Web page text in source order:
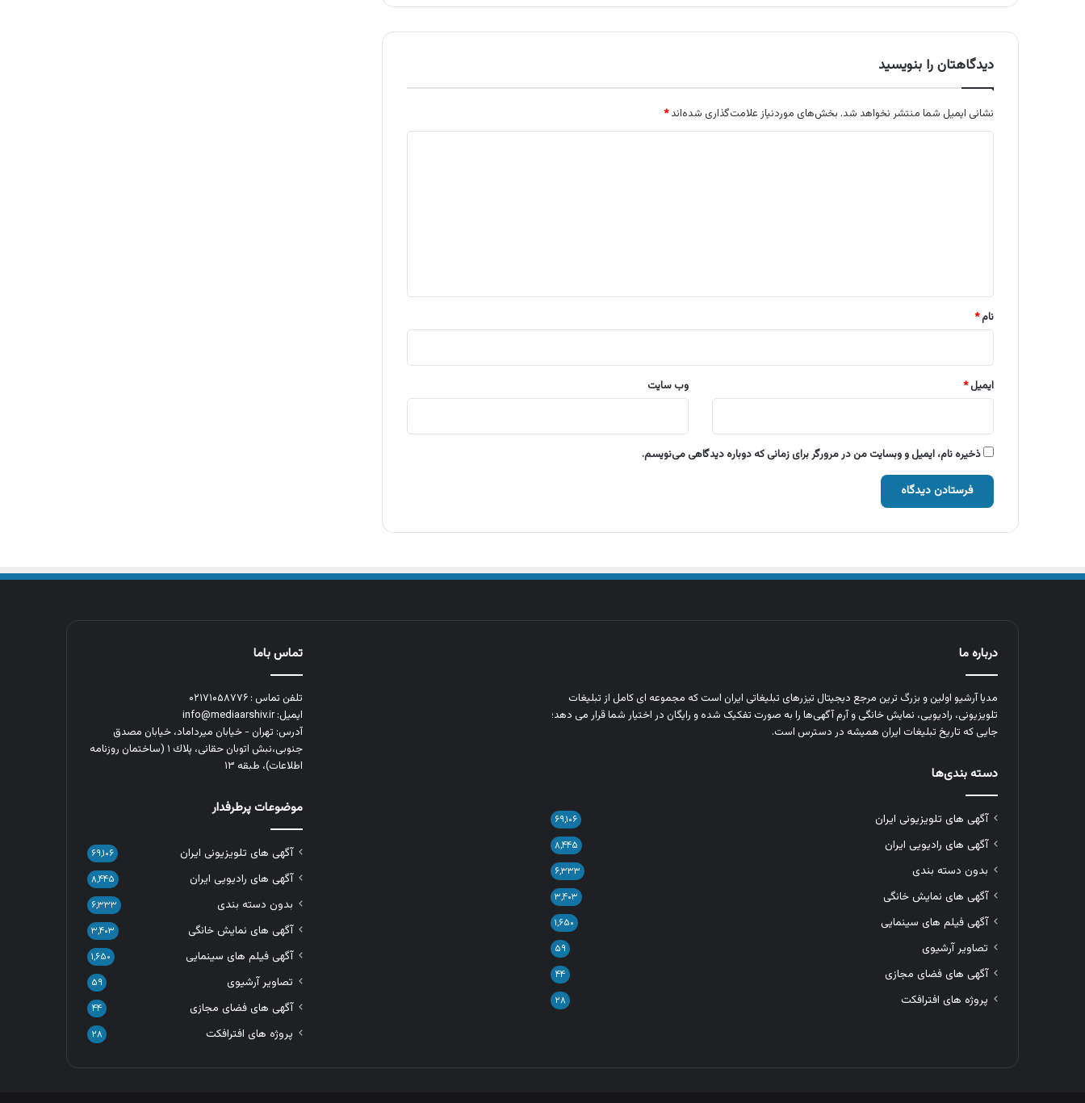
دیدگاهتان را بنویسید
نشانی ایمیل شما منتشر نخواهد شد. بخش‌های موردنیاز علامت‌گذاری شده‌اند*
نام*
ایمیل* وب‌ سایت
ذخیره نام، ایمیل و وبسایت من در مرورگر برای زمانی که دوباره دیدگاهی می‌نویسم.
درباره ما
مدیا آرشیو اولین و بزرگ‌ ترین مرجع دیجیتال تیزرهای تبلیغاتی ایران است که مجموعه‌ ای کامل از تبلیغات
تلویزیونی، رادیویی، نمایش خانگی و آرم‌ آگهی‌ها را به‌ صورت تفکیک‌ شده و رایگان در اختیار شما قرار می‌ دهد؛
جایی که تاریخ تبلیغات ایران همیشه در دسترس است.
دسته بندی‌ها
آگهی های تلویزیونی ایران ۶۹,۱۰۶
آگهی های رادیویی ایران ۸,۴۴۵
بدون دسته بندی ۶,۳۳۳
آگهی های نمایش خانگی ۳,۴۰۳
آگهی فیلم های سینمایی ۱,۶۵۰
تصاویر آرشیوی ۵۹
آگهی های فضای مجازی ۴۴
پروژه های افترافکت ۲۸
تماس باما
تلفن تماس : ۰۲۱۷۱۰۵۸۷۷۶
ایمیل: info@mediaarshiv.ir
آدرس: تهران - خیابان میرداماد، خیابان مصدق
جنوبی،نبش اتوبان حقانی، پلاك ١ (ساختمان روزنامه
اطلاعات)، طبقه ۱۳
موضوعات پرطرفدار
آگهی های تلویزیونی ایران ۶۹,۱۰۶
آگهی های رادیویی ایران ۸,۴۴۵
بدون دسته بندی ۶,۳۳۳
آگهی های نمایش خانگی ۳,۴۰۳
آگهی فیلم های سینمایی ۱,۶۵۰
تصاویر آرشیوی ۵۹
آگهی های فضای مجازی ۴۴
پروژه های افترافکت ۲۸